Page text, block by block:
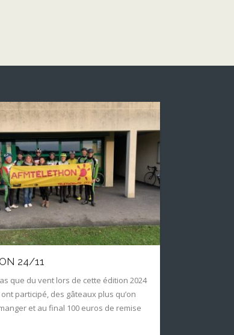
24/11
que du vent lors de cette édition 2024
ont participé, des gâteaux plus qu’on
et au final 100 euros de remise